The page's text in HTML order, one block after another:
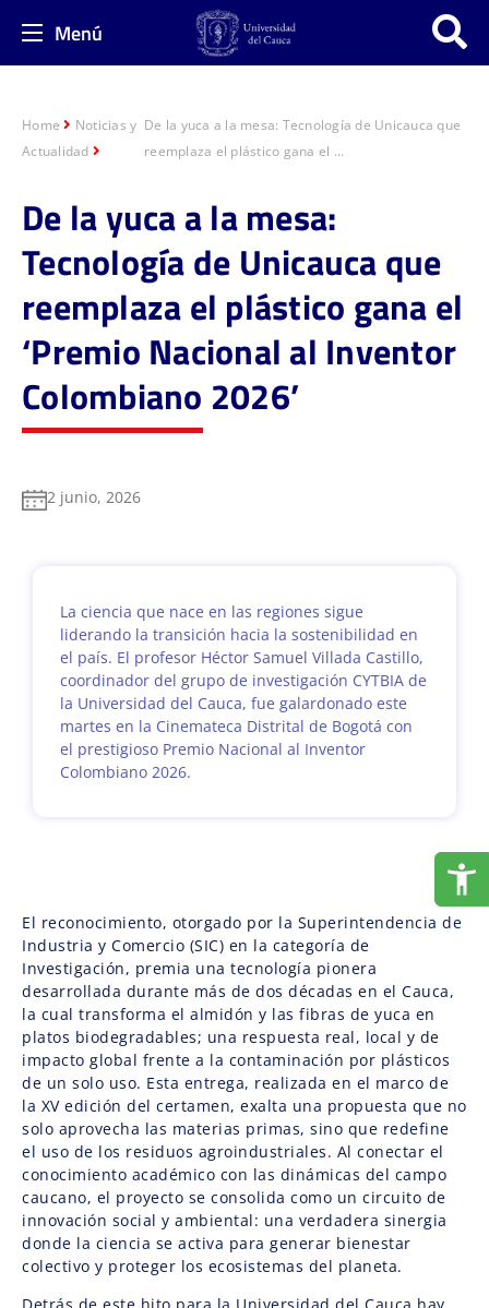
Menú
Home
Noticias y
Actualidad
De la yuca a la mesa: Tecnología de Unicauca que
reemplaza el plástico gana el ...
De la yuca a la mesa:
Tecnología de Unicauca que
reemplaza el plástico gana el
‘Premio Nacional al Inventor
Colombiano 2026’
2 junio, 2026
La ciencia que nace en las regiones sigue
liderando la transición hacia la sostenibilidad en
el país. El profesor Héctor Samuel Villada Castillo,
coordinador del grupo de investigación CYTBIA de
la Universidad del Cauca, fue galardonado este
martes en la Cinemateca Distrital de Bogotá con
el prestigioso Premio Nacional al Inventor
Colombiano 2026.
El reconocimiento, otorgado por la Superintendencia de
Industria y Comercio (SIC) en la categoría de
Investigación, premia una tecnología pionera
desarrollada durante más de dos décadas en el Cauca,
la cual transforma el almidón y las fibras de yuca en
platos biodegradables; una respuesta real, local y de
impacto global frente a la contaminación por plásticos
de un solo uso. Esta entrega, realizada en el marco de
la XV edición del certamen, exalta una propuesta que no
solo aprovecha las materias primas, sino que redefine
el uso de los residuos agroindustriales. Al conectar el
conocimiento académico con las dinámicas del campo
caucano, el proyecto se consolida como un circuito de
innovación social y ambiental: una verdadera sinergia
donde la ciencia se activa para generar bienestar
colectivo y proteger los ecosistemas del planeta.